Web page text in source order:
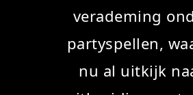
verademing
partyspellen,
nu al uitkijk